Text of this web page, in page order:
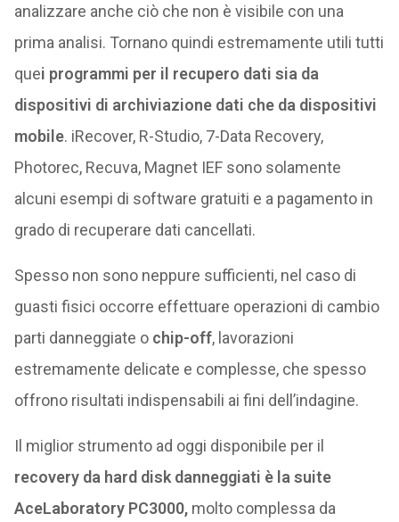
analizzare anche ciò che non è visibile con una
prima analisi. Tornano quindi estremamente utili tutti
quei programmi per il recupero dati sia da
dispositivi di archiviazione dati che da dispositivi
mobile. iRecover, R-Studio, 7-Data Recovery,
Photorec, Recuva, Magnet IEF sono solamente
alcuni esempi di software gratuiti e a pagamento in
grado di recuperare dati cancellati.
Spesso non sono neppure sufficienti, nel caso di
guasti fisici occorre effettuare operazioni di cambio
parti danneggiate ochip-off, lavorazioni
estremamente delicate e complesse, che spesso
offrono risultati indispensabili ai fini dell’indagine.
Il miglior strumento ad oggi disponibile per il
recovery da hard disk danneggiati è la suite
AceLaboratory PC3000,molto complessa da